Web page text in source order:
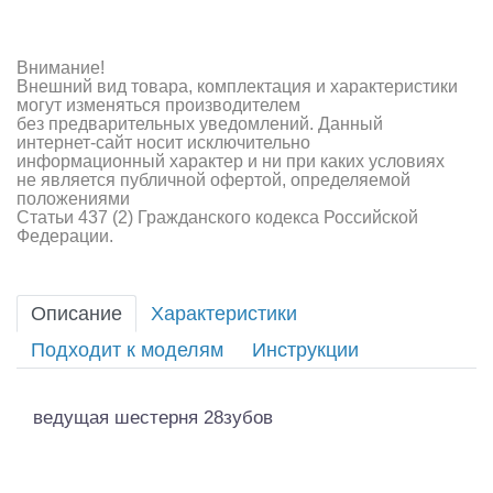
Внимание!
Внешний вид товара, комплектация и характеристики
могут изменяться производителем
без предварительных уведомлений. Данный
интернет-сайт носит исключительно
информационный характер и ни при каких условиях
не является публичной офертой, определяемой
положениями
Статьи 437 (2) Гражданского кодекса Российской
Федерации.
Описание
Характеристики
Подходит к моделям
Инструкции
ведущая шестерня 28зубов